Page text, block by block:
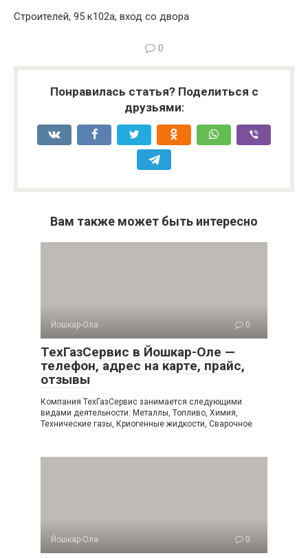
Строителей, 95 к102а, вход со двора
0
Понравилась статья? Поделиться с
друзьями:
Вам также может быть интересно
Йошкар-Ола 0
ТехГазСервис в Йошкар-Оле —
телефон, адрес на карте, прайс,
отзывы
Компания ТехГазСервис занимается следующими
видами деятельности: Металлы, Топливо, Химия,
Технические газы, Криогенные жидкости, Сварочное
Йошкар-Ола 0